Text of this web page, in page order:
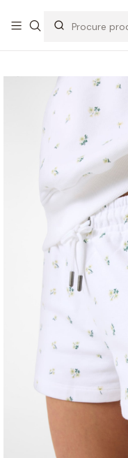
OFERTA DE PORTES DE
80€ de artigos sem